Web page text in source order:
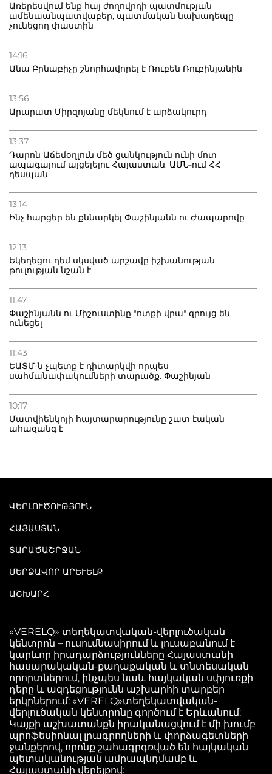
Առերեսվում ենք հայ ժողովրդի պատմության
ամենաանպատվաբեր, պատմական նախադեպը
չունեցող փաստին
14:16
Անա Բրնաբիչը շնորհավորել է Ռուբեն Ռուբինյանին
13:56
Արարատ Միրզոյանը մեկնում է արձակուրդ
13:37
Դարոն Աճեմօղլուն մեծ ցանկություն ունի մոտ
ապագայում այցելելու Հայաստան. ԱՄՆ-ում ՀՀ
դեսպան
13:14
Ինչ հարցեր են քննարկել Փաշինյանն ու Ժապարովը
12:13
Եկեղեցու դեմ սկսված արշավը իշխանության
թուլության նշան է
11:47
Փաշինյանն ու Միշուստինը "ոտքի վրա" զրույց են
ունեցել
11:43
ԵԱՏՄ-ն չպետք է դիտարկվի որպես
սահմանափակումների տարածք. Փաշինյան
10:17
Մատվիենկոյի հայտարարությունը շատ էական
ահազանգ է
ՎԵՐԼՈՒԾՈՒԹՅՈՒՆ
ՀԱՅԱՍՏԱՆ
ՏԱՐԱԾԱՇՐՋԱՆ
ՄԵՐՁԱՎՈՐ ԱՐԵՒԵԼՔ
ԱՇԽԱՐՀ
«VERELQ» տեղեկատվական-վերլուծական
կենտրոն – ուսումնասիրում և լուսաբանում է
կարևոր իրադարձությունները Հայաստանի
հասարակական-քաղաքական և տնտեսական
որորտներում, ինչպես նաև հայկական սփյուռքի
դերը և ազդեցությունն աշխարհի տարբեր
երկրներում: «VERELQ»տեղեկատվական-
վերլուծական կենտրոնը գործում է Երևանում:
Կայքի աշխատանքն իրականացվում է մի խումբ
պրոֆեսիոնալ լրագրողների և փորձագետների
ջանքերով, որոնք շահագրգռված են հայկական
պետականության ամրապնդմամբ և
Հայաստանի վերելքով: